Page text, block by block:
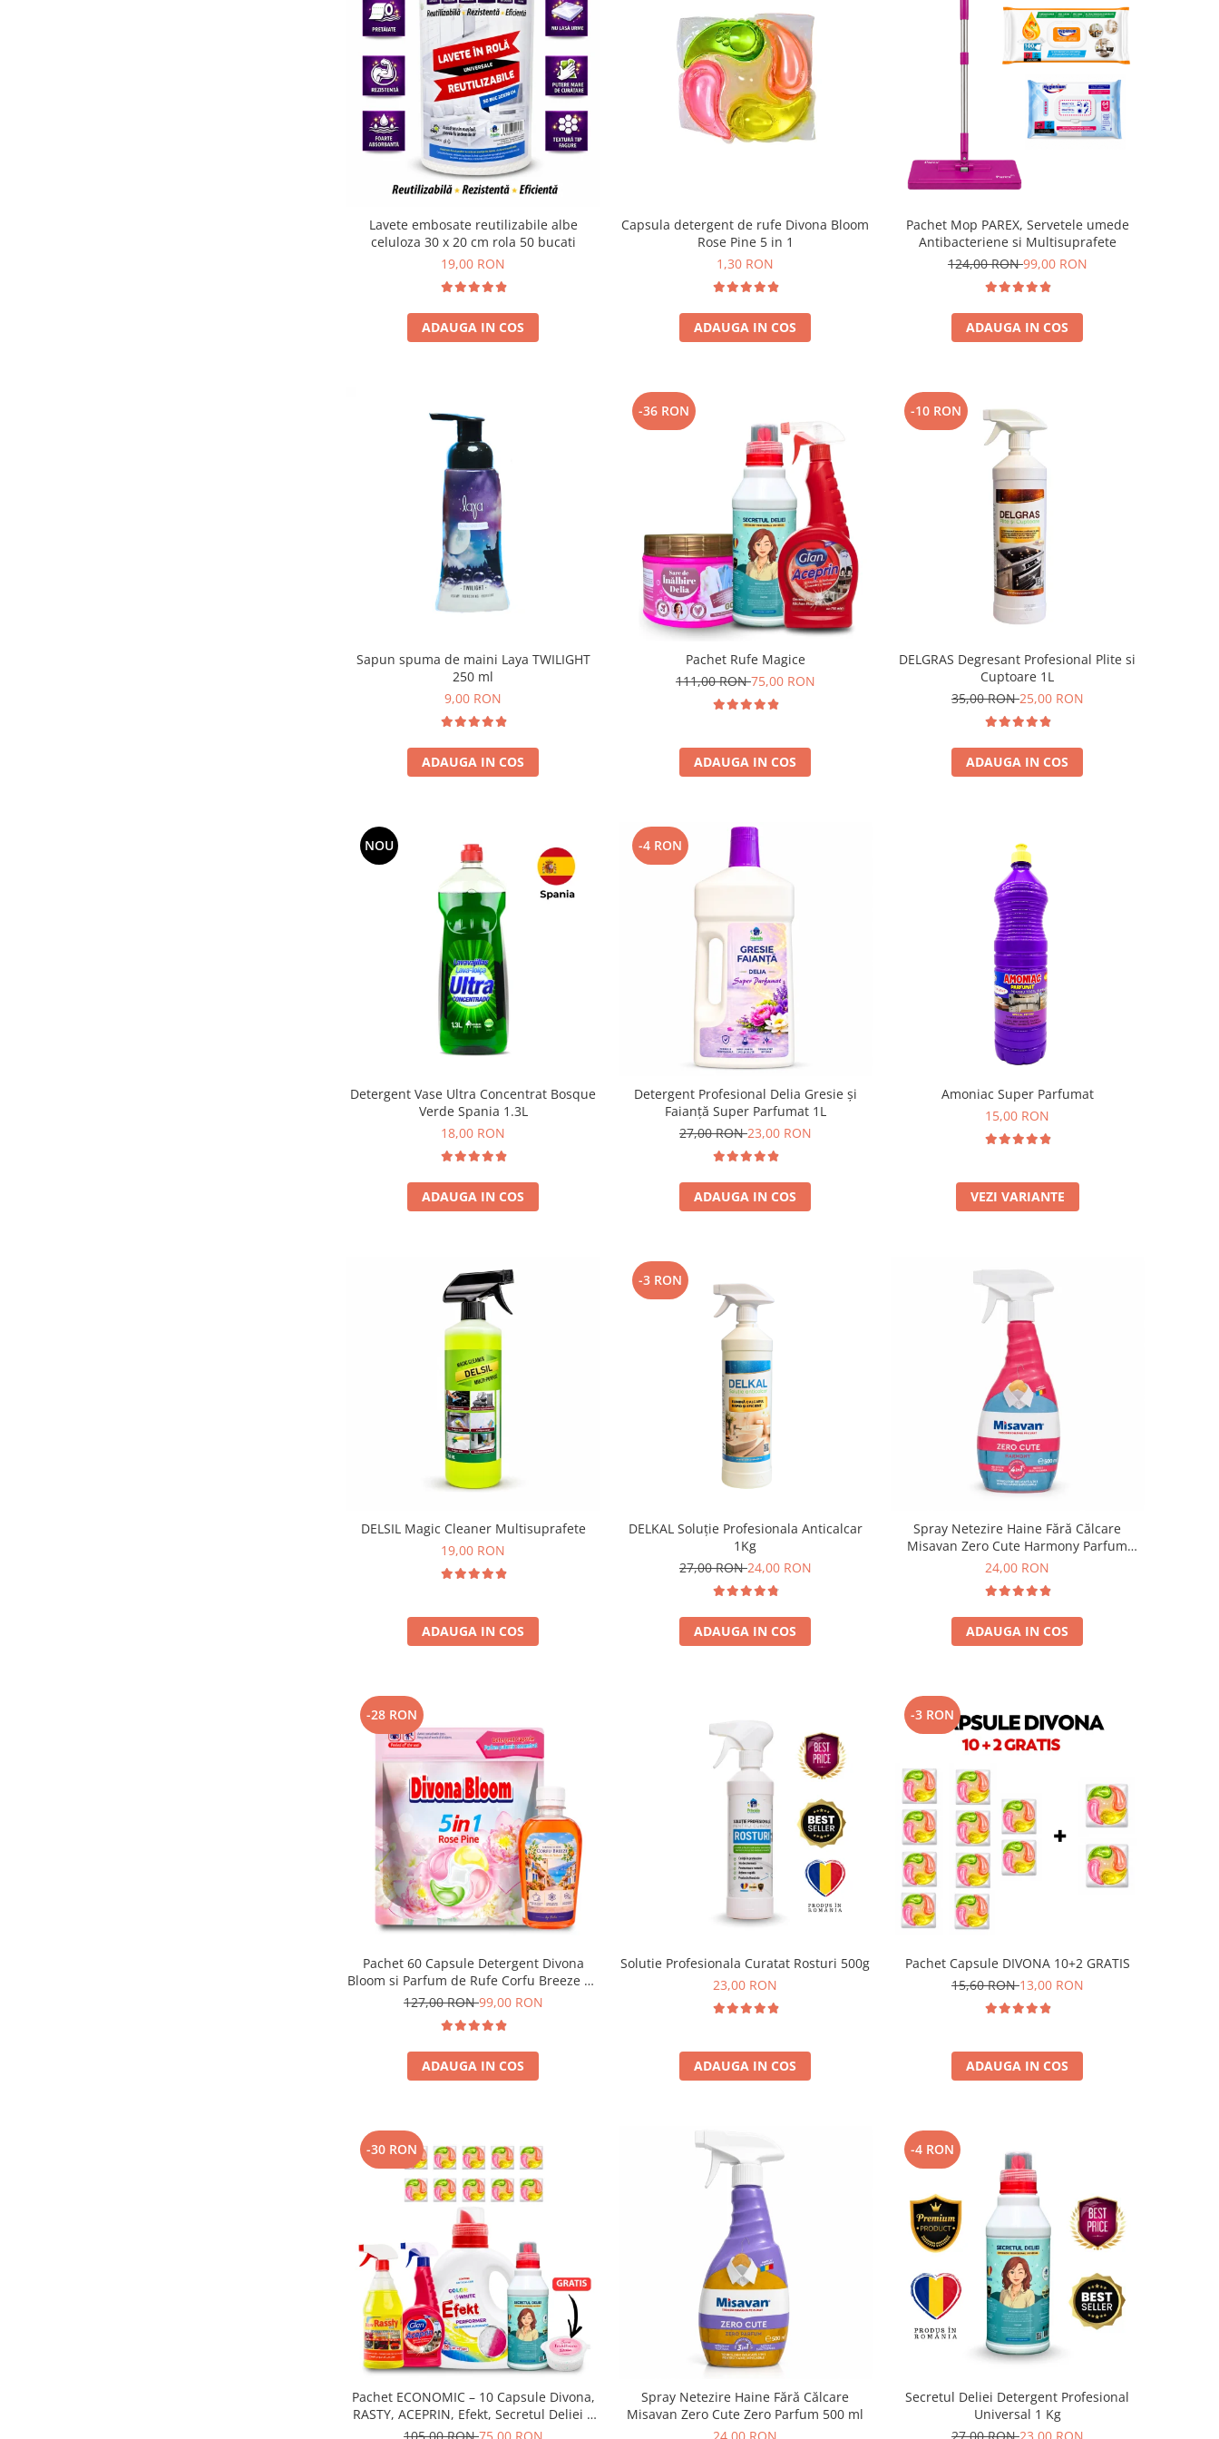
Lavete embosate reutilizabile albe
celuloza 30 x 20 cm rola 50 bucati
19,00 RON
ADAUGA IN COS
Capsula detergent de rufe Divona Bloom
Rose Pine 5 in 1
1,30 RON
ADAUGA IN COS
Pachet Mop PAREX, Servetele umede
Antibacteriene si Multisuprafete
124,00 RON99,00 RON
ADAUGA IN COS
Sapun spuma de maini Laya TWILIGHT
250 ml
9,00 RON
ADAUGA IN COS
-36 RON
Pachet Rufe Magice
111,00 RON75,00 RON
ADAUGA IN COS
-10 RON
DELGRAS Degresant Profesional Plite si
Cuptoare 1L
35,00 RON25,00 RON
ADAUGA IN COS
NOU
Detergent Vase Ultra Concentrat Bosque
Verde Spania 1.3L
18,00 RON
ADAUGA IN COS
-4 RON
Detergent Profesional Delia Gresie și
Faianță Super Parfumat 1L
27,00 RON23,00 RON
ADAUGA IN COS
Amoniac Super Parfumat
15,00 RON
VEZI VARIANTE
DELSIL Magic Cleaner Multisuprafete
19,00 RON
ADAUGA IN COS
-3 RON
DELKAL Soluție Profesionala Anticalcar
1Kg
27,00 RON24,00 RON
ADAUGA IN COS
Spray Netezire Haine Fără Călcare
Misavan Zero Cute Harmony Parfum
Discret 500 ml
24,00 RON
ADAUGA IN COS
-28 RON
Pachet 60 Capsule Detergent Divona
Bloom si Parfum de Rufe Corfu Breeze by
Delia 200 ml
127,00 RON99,00 RON
ADAUGA IN COS
Solutie Profesionala Curatat Rosturi 500g
23,00 RON
ADAUGA IN COS
-3 RON
Pachet Capsule DIVONA 10+2 GRATIS
15,60 RON13,00 RON
ADAUGA IN COS
-30 RON
Pachet ECONOMIC – 10 Capsule Divona,
RASTY, ACEPRIN, Efekt, Secretul Deliei +
Sare Inalbire GRATIS
Spray Netezire Haine Fără Călcare
Misavan Zero Cute Zero Parfum 500 ml
-4 RON
Secretul Deliei Detergent Profesional
Universal 1 Kg